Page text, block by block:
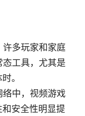
多玩家和家庭
工具，尤其是
。
中，视频游戏
安全性明显提